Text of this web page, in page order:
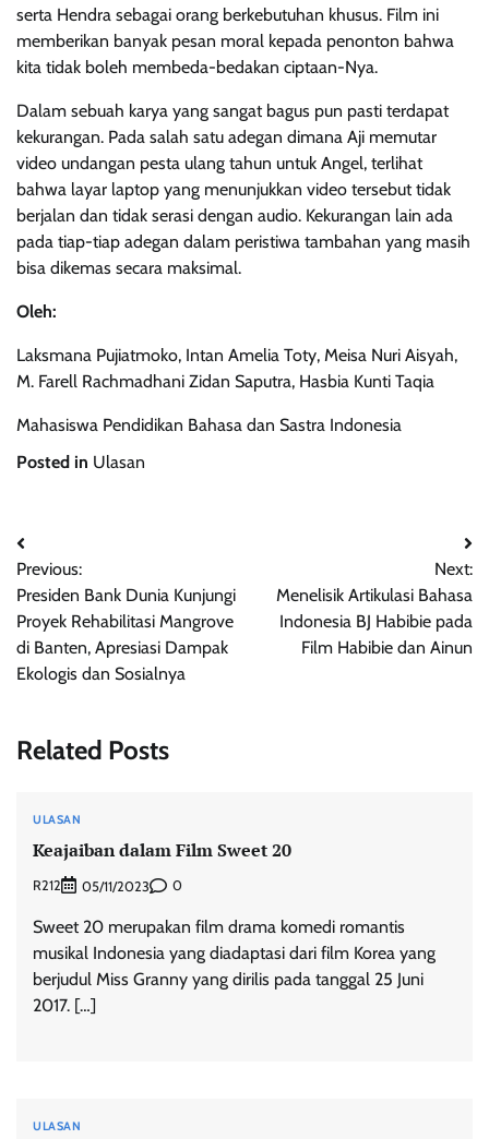
serta Hendra sebagai orang berkebutuhan khusus. Film ini
memberikan banyak pesan moral kepada penonton bahwa
kita tidak boleh membeda-bedakan ciptaan-Nya.
Dalam sebuah karya yang sangat bagus pun pasti terdapat
kekurangan. Pada salah satu adegan dimana Aji memutar
video undangan pesta ulang tahun untuk Angel, terlihat
bahwa layar laptop yang menunjukkan video tersebut tidak
berjalan dan tidak serasi dengan audio. Kekurangan lain ada
pada tiap-tiap adegan dalam peristiwa tambahan yang masih
bisa dikemas secara maksimal.
Oleh:
Laksmana Pujiatmoko, Intan Amelia Toty, Meisa Nuri Aisyah,
M. Farell Rachmadhani Zidan Saputra, Hasbia Kunti Taqia
Mahasiswa Pendidikan Bahasa dan Sastra Indonesia
Posted in Ulasan
Post
navigation
Previous:
Presiden Bank Dunia Kunjungi
Proyek Rehabilitasi Mangrove
di Banten, Apresiasi Dampak
Ekologis dan Sosialnya
Next:
Menelisik Artikulasi Bahasa
Indonesia BJ Habibie pada
Film Habibie dan Ainun
Related Posts
ULASAN
Keajaiban dalam Film Sweet 20
R212 05/11/2023 0
Sweet 20 merupakan film drama komedi romantis
musikal Indonesia yang diadaptasi dari film Korea yang
berjudul Miss Granny yang dirilis pada tanggal 25 Juni
2017. […]
ULASAN